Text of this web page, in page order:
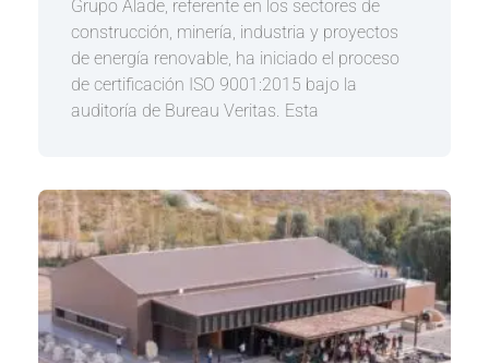
Grupo Alade, referente en los sectores de
construcción, minería, industria y proyectos
de energía renovable, ha iniciado el proceso
de certificación ISO 9001:2015 bajo la
auditoría de Bureau Veritas. Esta